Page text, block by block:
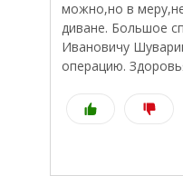
можно,но в
диване. Большое
Ивановичу
операцию.